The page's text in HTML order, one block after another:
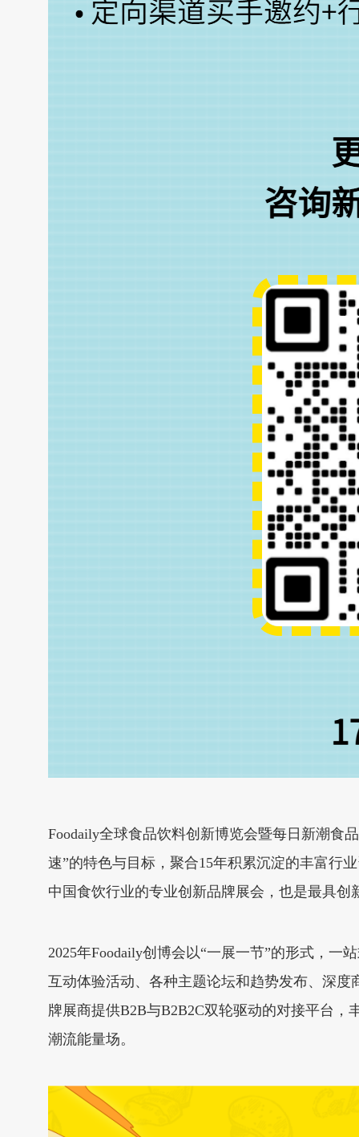
Foodaily全球食品饮料创新博览会暨每日新潮食
速”的特色与目标，聚合15年积累沉淀的丰富行
中国食饮行业的专业创新品牌展会，也是最具
2025年Foodaily创博会以“一展一节”的形式，
互动体验活动、各种主题论坛和趋势发布、深
牌展商提供B2B与B2B2C双轮驱动的对接平台
潮流能量场。